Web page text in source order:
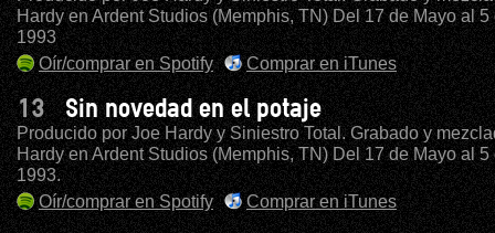
Hardy en Ardent Studios (Memphis, TN) Del 17 de Mayo al
1993
Oír/comprar en Spotify
Comprar en iTunes
13 Sin novedad en el potaje
Producido por Joe Hardy y Siniestro Total. Grabado y
Hardy en Ardent Studios (Memphis, TN) Del 17 de Mayo al
1993.
Oír/comprar en Spotify
Comprar en iTunes